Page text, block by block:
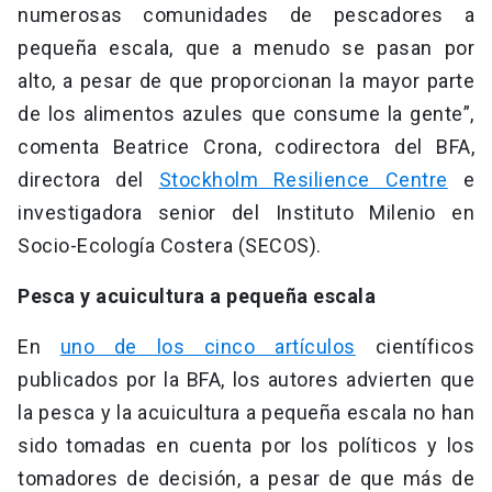
numerosas comunidades de pescadores a
pequeña escala, que a menudo se pasan por
alto, a pesar de que proporcionan la mayor parte
de los alimentos azules que consume la gente”,
comenta Beatrice Crona, codirectora del BFA,
directora del Stockholm Resilience Centre e
investigadora senior del Instituto Milenio en
Socio-Ecología Costera (SECOS).
Pesca y acuicultura a pequeña escala
En uno de los cinco artículos científicos
publicados por la BFA, los autores advierten que
la pesca y la acuicultura a pequeña escala no han
sido tomadas en cuenta por los políticos y los
tomadores de decisión, a pesar de que más de